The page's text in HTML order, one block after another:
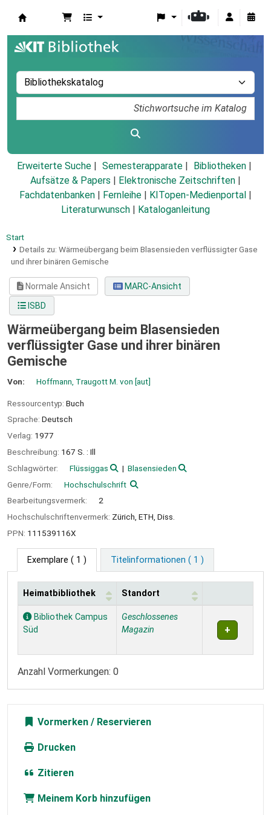
Erweiterte Suche Semesterapparate
Bibliotheken
Aufsätze & Papers
Elektronische Zeitschriften
Fachdatenbanken
Fernleihe KITopen-Medienportal
Literaturwunsch
Kataloganleitung
Start
Details zu: Wärmeübergang beim Blasensieden verflüssigter Gase
und ihrer binären Gemische
Normale Ansicht
MARC-Ansicht
ISBD
Wärmeübergang beim Blasensieden
verflüssigter Gase und ihrer binären
Gemische
Von: Hoffmann, Traugott M. von [aut]
Ressourcentyp: Buch
Sprache: Deutsch
Verlag: 1977
Beschreibung: 167 S. : Ill
Schlagwörter:
Flüssiggas
Blasensieden
Genre/Form:
Hochschulschrift
Bearbeitungsvermerk:
2
Hochschulschriftenvermerk: Zürich, ETH, Diss.
PPN: 111539116X
Exemplare ( 1 ) Titelinformationen ( 1 )
Exemplare
Heimatbibliothek Standort
Bibliothek Campus
Süd
Geschlossenes
Magazin
Anzahl Vormerkungen: 0
Vormerken
Drucken
Zitieren
Meinem Korb hinzufügen